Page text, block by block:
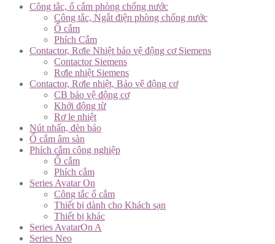
Công tắc, ổ cắm phòng chống nước
Công tắc, Ngắt điện phòng chống nước
Ổ cắm
Phích Cắm
Contactor, Rơle Nhiệt bảo vệ động cơ Siemens
Contactor Siemens
Rơle nhiệt Siemens
Contactor, Rơle nhiệt, Bảo vệ động cơ
CB bảo vệ động cơ
Khởi động từ
Rơ le nhiệt
Nút nhấn, đèn báo
Ổ cắm âm sàn
Phích cắm công nghiệp
Ổ cắm
Phích cắm
Series Avatar On
Công tắc ổ cắm
Thiết bị dành cho Khách sạn
Thiết bị khác
Series AvatarOn A
Series Neo